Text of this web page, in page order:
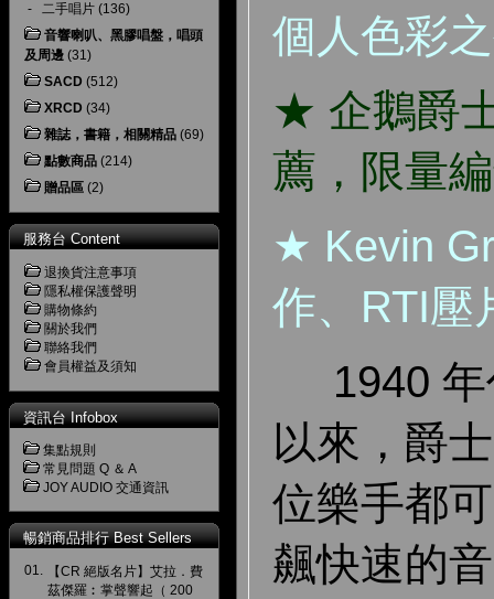
- 二手唱片 (136)
音響喇叭、黑膠唱盤，唱頭
及周邊 (31)
SACD (512)
XRCD (34)
雜誌，書籍，相關精品 (69)
點數商品 (214)
贈品區 (2)
服務台 Content
退換貨注意事項
隱私權保護聲明
購物條約
關於我們
聯絡我們
會員權益及須知
資訊台 Infobox
集點規則
常見問題 Q ＆ A
JOY AUDIO 交通資訊
暢銷商品排行 Best Sellers
01.
【CR 絕版名片】艾拉．費
茲傑羅︰掌聲響起（ 200
個人色彩
★ 企鵝爵
薦，限量
★ Kevin
作、RTI壓
1940 年
以來，爵
位樂手都
飆快速的